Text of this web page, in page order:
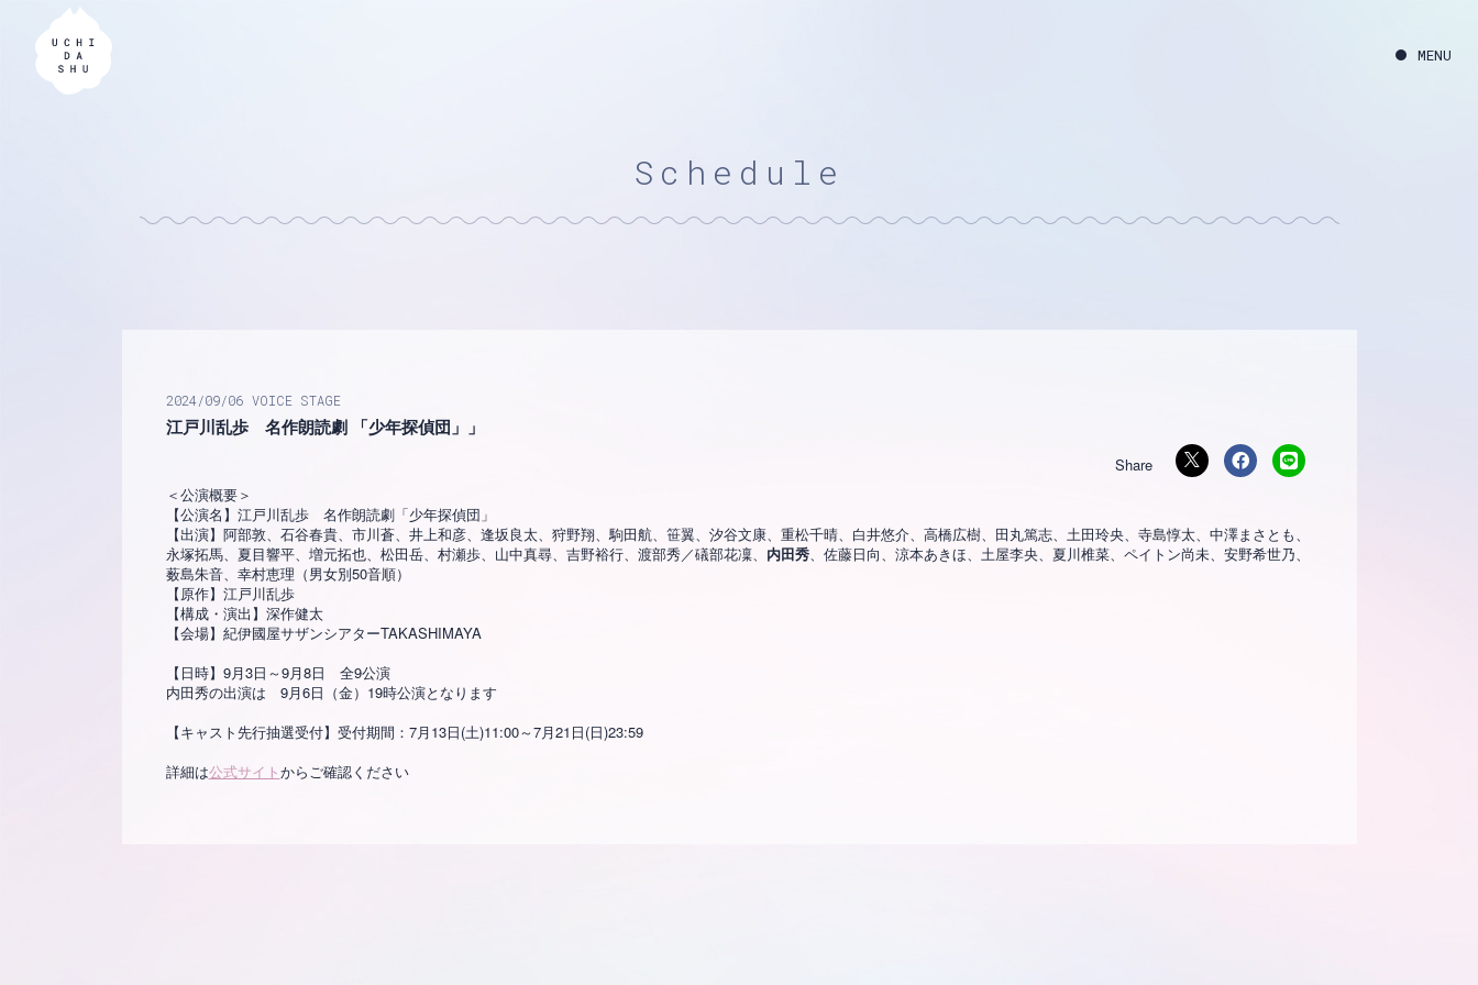
Schedule
2024 09 06 VOICE STAGE
江戸川乱歩 名作朗読劇 「少年探偵団」」
＜公演概要＞
【公演名】江戸川乱歩 名作朗読劇「少年探偵団」
【出演】阿部敦、石谷春貴、市川蒼、井上和彦、逢坂良太、狩野翔、駒田航、笹翼、汐谷文康、重松千晴、白井悠介、高橋広樹、田丸篤志、土田玲央、寺島惇太、中澤まさとも、
永塚拓馬、夏目響平、増元拓也、松田岳、村瀬歩、山中真尋、吉野裕行、渡部秀／礒部花凜、 内田秀、佐藤日向、涼本あきほ、土屋李央、夏川椎菜、ペイトン尚未、安野希世乃、
薮島朱音、幸村恵理（男女別50音順）
【原作】江戸川乱歩
【構成・演出】深作健太
【会場】紀伊國屋サザンシアターTAKASHIMAYA
【日時】9月3日～9月8日 全9公演
内田秀の出演は 9月6日（金）19時公演となります
【キャスト先行抽選受付】受付期間：7月13日(土)11:00～7月21日(日)23:59
詳細は公式サイトからご確認ください